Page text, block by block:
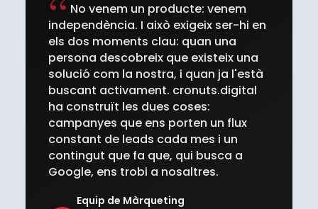
No venem un producte: venem
independència. I això exigeix ser-hi en
els dos moments clau: quan una
persona descobreix que existeix una
solució com la nostra, i quan ja l'està
buscant activament. cronuts.digital
ha construït les dues coses:
campanyes que ens porten un flux
constant de leads cada mes i un
contingut que fa que, qui busca a
Google, ens trobi a nosaltres.
Equip de Màrqueting